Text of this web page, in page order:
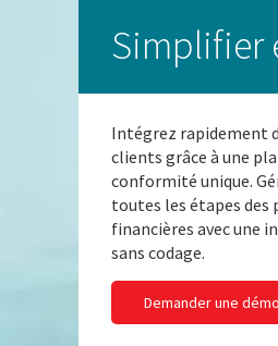
Simplifier
Intégrez rapidement
clients grâce à une
conformité unique.
toutes les étapes des
financières avec une
sans codage.
Demander une démo